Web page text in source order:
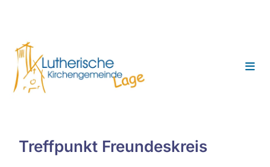
Treffpunkt Freundeskreis